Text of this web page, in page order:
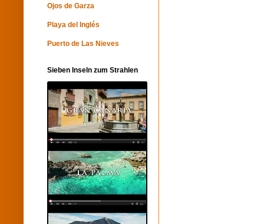
Ojos de Garza
Playa del Inglés
Puerto de Las Nieves
Sieben Inseln zum Strahlen